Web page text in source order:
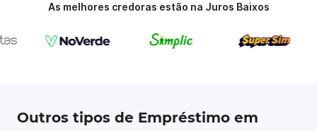
As melhores credoras estão na Juros Baixos
Outros tipos de Empréstimo em